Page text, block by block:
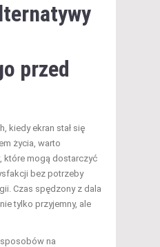
przed
kiedy ekran stał się
życia, warto
które mogą dostarczyć
bez potrzeby
Czas spędzony z dala
tylko przyjemny, ale
na